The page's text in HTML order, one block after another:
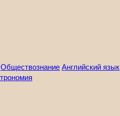
Обществознание Английский язык